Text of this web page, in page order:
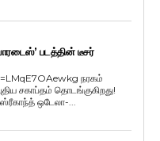
பாரடைஸ்’ படத்தின் டீசர்
நரகம்
சகாப்தம் தொடங்குகிறது!
ஒடேலா-...